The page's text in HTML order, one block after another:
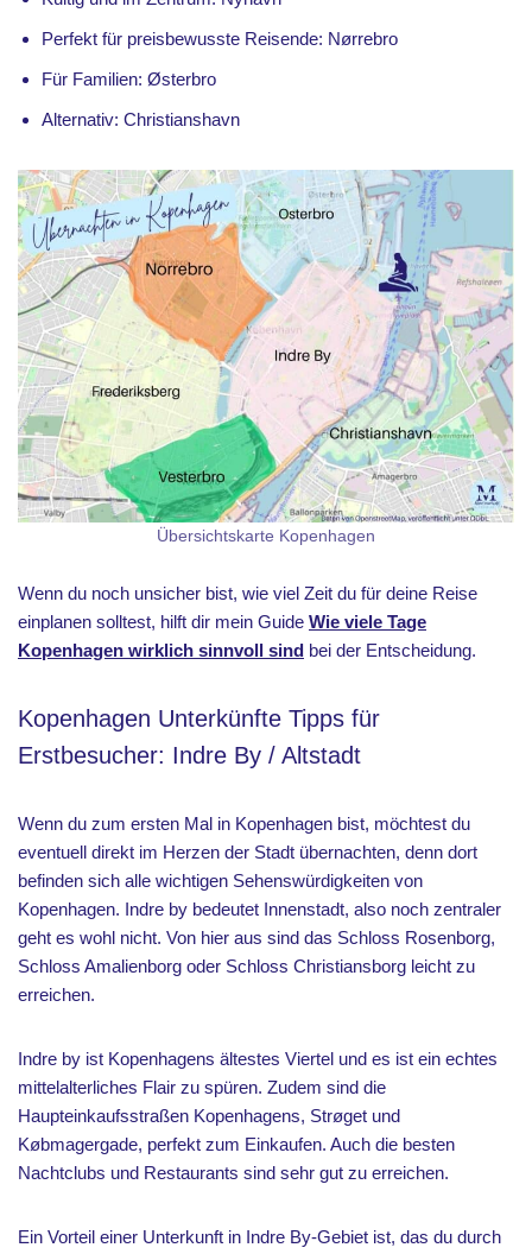
Perfekt für preisbewusste Reisende: Nørrebro
Für Familien: Østerbro
Alternativ: Christianshavn
Übersichtskarte Kopenhagen
Wenn du noch unsicher bist, wie viel Zeit du für deine Reise
einplanen solltest, hilft dir mein Guide Wie viele Tage
Kopenhagen wirklich sinnvoll sind bei der Entscheidung.
Kopenhagen Unterkünfte Tipps für
Erstbesucher: Indre By / Altstadt
Wenn du zum ersten Mal in Kopenhagen bist, möchtest du
eventuell direkt im Herzen der Stadt übernachten, denn dort
befinden sich alle wichtigen Sehenswürdigkeiten von
Kopenhagen. Indre by bedeutet Innenstadt, also noch zentraler
geht es wohl nicht. Von hier aus sind das Schloss Rosenborg,
Schloss Amalienborg oder Schloss Christiansborg leicht zu
erreichen.
Indre by ist Kopenhagens ältestes Viertel und es ist ein echtes
mittelalterliches Flair zu spüren. Zudem sind die
Haupteinkaufsstraßen Kopenhagens, Strøget und
Købmagergade, perfekt zum Einkaufen. Auch die besten
Nachtclubs und Restaurants sind sehr gut zu erreichen.
Ein Vorteil einer Unterkunft in Indre By-Gebiet ist, das du durch